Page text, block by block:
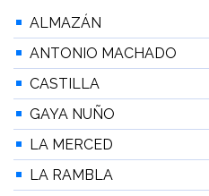
ALMAZÁN
ANTONIO MACHADO
CASTILLA
GAYA NUÑO
LA MERCED
LA RAMBLA